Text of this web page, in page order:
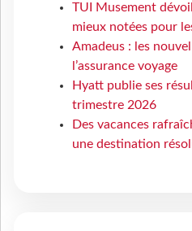
TUI Musement
mieux notées pour
Amadeus : les
l’assurance voyage
Hyatt publie ses
trimestre 2026
Des vacances
une destination